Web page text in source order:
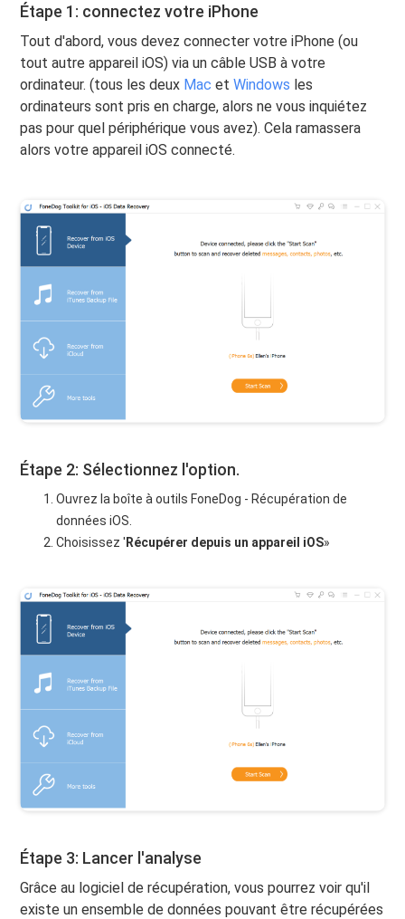
Étape 1: connectez votre iPhone
Tout d'abord, vous devez connecter votre iPhone (ou
tout autre appareil iOS) via un câble USB à votre
ordinateur. (tous les deux Mac etWindows les
ordinateurs sont pris en charge, alors ne vous inquiétez
pas pour quel périphérique vous avez). Cela ramassera
alors votre appareil iOS connecté.
Étape 2: Sélectionnez l'option.
Ouvrez la boîte à outils FoneDog - Récupération de
données iOS.
Choisissez ' Récupérer depuis un appareil iOS»
Étape 3: Lancer l'analyse
Grâce au logiciel de récupération, vous pourrez voir qu'il
existe un ensemble de données pouvant être récupérées